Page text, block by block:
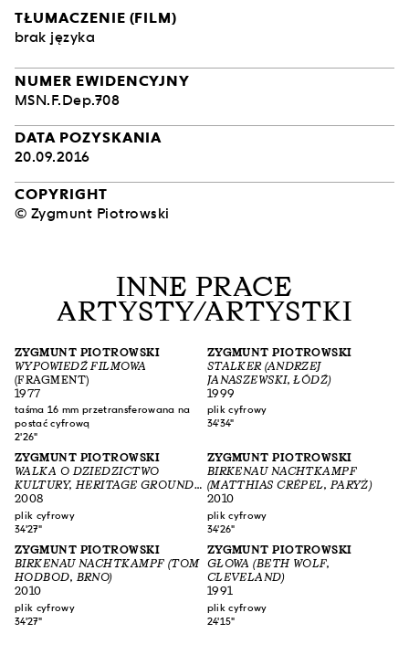
TŁUMACZENIE (FILM)
brak języka
NUMER EWIDENCYJNY
MSN.F.Dep.708
DATA POZYSKANIA
20.09.2016
COPYRIGHT
© Zygmunt Piotrowski
INNE PRACE
ARTYSTY/ARTYSTKI
ZYGMUNT PIOTROWSKI
WYPOWIEDŹ FILMOWA
(FRAGMENT)
1977
taśma 16 mm przetransferowana na
postać cyfrową
2'26"
ZYGMUNT PIOTROWSKI
STALKER (ANDRZEJ
JANASZEWSKI, ŁÓDŹ)
1999
plik cyfrowy
34'34"
ZYGMUNT PIOTROWSKI
WALKA O DZIEDZICTWO
KULTURY, HERITAGE GROUND
NORBLIN (JÓZEF PIWKOWSKI,
WARSZAWA)
2008
plik cyfrowy
34'27"
ZYGMUNT PIOTROWSKI
BIRKENAU NACHTKAMPF
(MATTHIAS CRÉPEL, PARYŻ)
2010
plik cyfrowy
34'26"
ZYGMUNT PIOTROWSKI
BIRKENAU NACHTKAMPF (TOM
HODBOD, BRNO)
2010
plik cyfrowy
34'27"
ZYGMUNT PIOTROWSKI
GŁOWA (BETH WOLF,
CLEVELAND)
1991
plik cyfrowy
24'15"